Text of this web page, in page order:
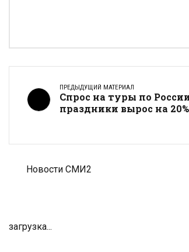
ПРЕДЫДУЩИЙ МАТЕРИАЛ
Спрос на туры по
праздники вырос на 20%
Новости СМИ2
загрузка...